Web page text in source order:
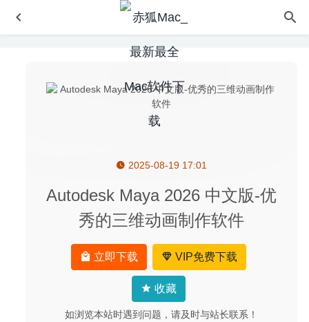
2025-08-19 17:01
Autodesk Maya 2026 中文版-优
秀的三维动画制作软件
立即下载 VIP免费下载
收藏
如浏览本站时遇到问题，请及时与站长联系！
Task Office 9.0 中文版 – 待办事项与日历软件
Bootstrap Studio 6.7.3 – 功能强大的响应式网页设计工具
EtreCheck 6.2.3 for Mac- MacOS系统信息监测工具
NCH Prism Plus 11.20 – 视频格式转换器 2024-11-10
Marked 2.5.41 – 高效的MarkDown预览及导出工具